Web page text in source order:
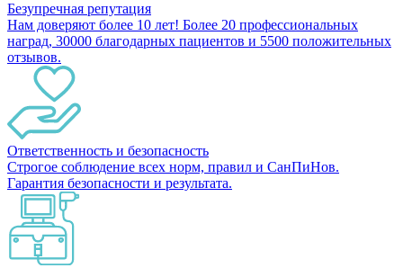
Безупречная репутация
Нам доверяют более 10 лет! Более 20 профессиональных
наград, 30000 благодарных пациентов и 5500 положительных
отзывов.
Ответственность и безопасность
Строгое соблюдение всех норм, правил и СанПиНов.
Гарантия безопасности и результата.